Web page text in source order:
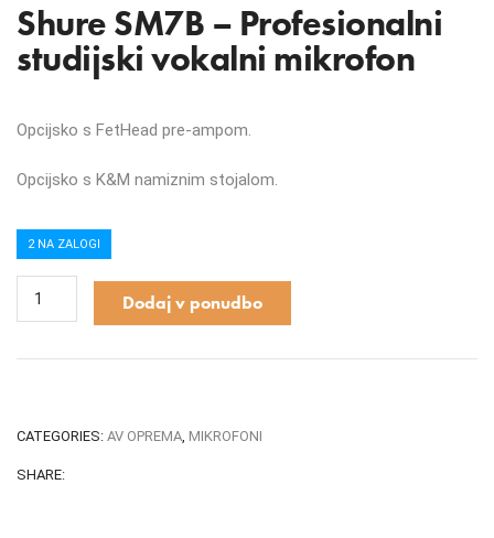
Shure SM7B – Profesionalni
studijski vokalni mikrofon
Opcijsko s FetHead pre-ampom.
Opcijsko s K&M namiznim stojalom.
2 NA ZALOGI
Dodaj v ponudbo
CATEGORIES: AV OPREMA, MIKROFONI
SHARE: